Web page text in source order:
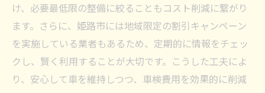
け、必要最低限の整備に絞ることもコスト削減に繋がり
ます。さらに、姫路市には地域限定の割引キャンペーン
を実施している業者もあるため、定期的に情報をチェッ
クし、賢く利用することが大切です。こうした工夫によ
り、安心して車を維持しつつ、車検費用を効果的に削減